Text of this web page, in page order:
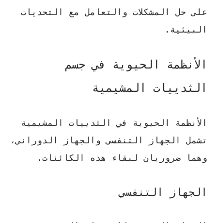
على حل المشكلات والتعامل مع التحديات
البيئية.
الأنظمة الحيوية في جسم
الثدييات المشيمية
الأنظمة الحيوية في الثدييات المشيمية
تشمل الجهاز التنفسي والجهاز الدوراني،
وهما ضروريان لبقاء هذه الكائنات.
الجهاز التنفسي